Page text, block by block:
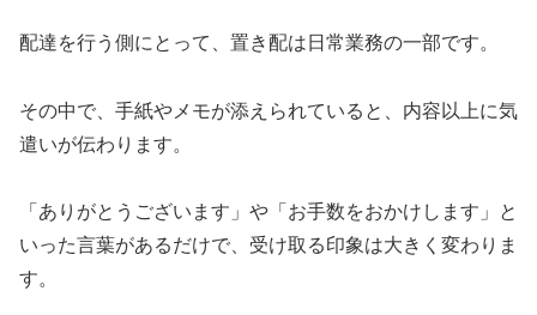
配達を行う側にとって、置き配は日常業務の一部です。
その中で、手紙やメモが添えられていると、内容以上に気
遣いが伝わります。
「ありがとうございます」や「お手数をおかけします」と
いった言葉があるだけで、受け取る印象は大きく変わりま
す。